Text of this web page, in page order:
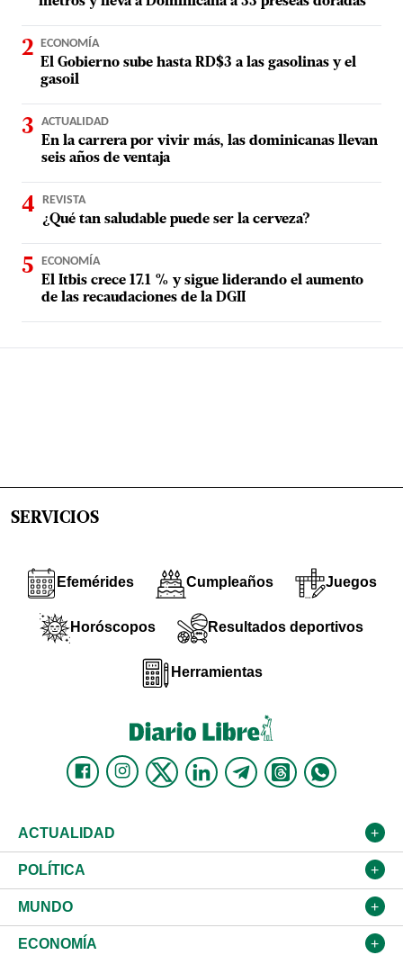
ECONOMÍA
El Gobierno sube hasta RD$3 a las gasolinas y el
gasoil
ACTUALIDAD
En la carrera por vivir más, las dominicanas llevan
seis años de ventaja
REVISTA
¿Qué tan saludable puede ser la cerveza?
ECONOMÍA
El Itbis crece 17.1 % y sigue liderando el aumento
de las recaudaciones de la DGII
SERVICIOS
Efemérides Cumpleaños Juegos
Horóscopos Resultados deportivos
Herramientas
ACTUALIDAD
Nacional
Ciudad
Educación
POLÍTICA
Partidos
JCE
MUNDO
Estados Unidos
ECONOMÍA